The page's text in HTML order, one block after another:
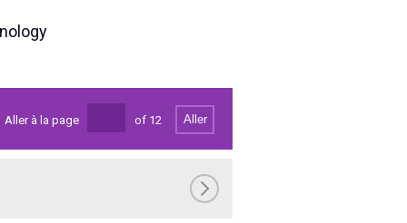
Aller à la page of 12 Aller